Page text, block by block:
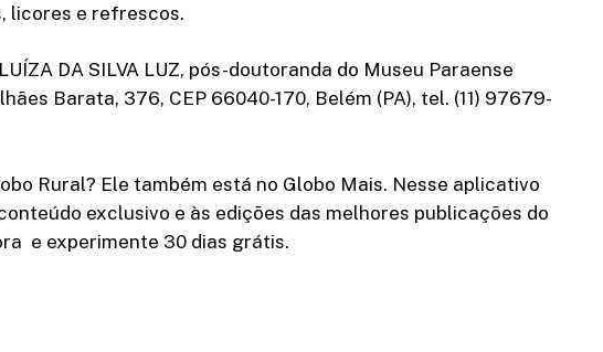
licores e refrescos.
DA SILVA LUZ, pós-doutoranda do Museu Paraense
Barata, 376, CEP 66040-170, Belém (PA), tel. (11) 97679-
Rural? Ele também está no Globo Mais. Nesse aplicativo
exclusivo e às edições das melhores publicações do
e experimente 30 dias grátis.